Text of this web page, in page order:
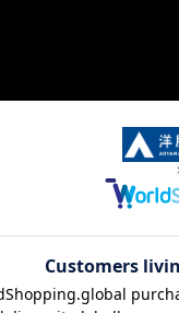
したトップクラスの
り上質感とアクティ
された素材を採用しま
イドスーツのようなク